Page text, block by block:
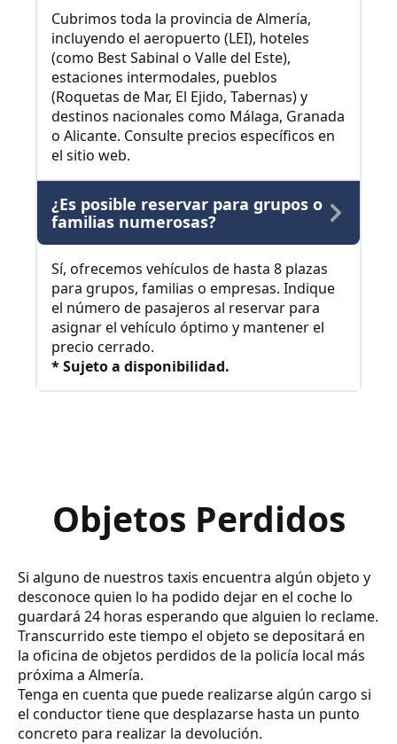
Cubrimos toda la provincia de Almería,
incluyendo el aeropuerto (LEI), hoteles
(como Best Sabinal o Valle del Este),
estaciones intermodales, pueblos
(Roquetas de Mar, El Ejido, Tabernas) y
destinos nacionales como Málaga, Granada
o Alicante. Consulte precios específicos en
el sitio web.
¿Es posible reservar para grupos o
familias numerosas?
Sí, ofrecemos vehículos de hasta 8 plazas
para grupos, familias o empresas. Indique
el número de pasajeros al reservar para
asignar el vehículo óptimo y mantener el
precio cerrado.
* Sujeto a disponibilidad.
Objetos Perdidos
Si alguno de nuestros taxis encuentra algún objeto y
desconoce quien lo ha podido dejar en el coche lo
guardará 24 horas esperando que alguien lo reclame.
Transcurrido este tiempo el objeto se depositará en
la oficina de objetos perdidos de la policía local más
próxima a Almería.
Tenga en cuenta que puede realizarse algún cargo si
el conductor tiene que desplazarse hasta un punto
concreto para realizar la devolución.